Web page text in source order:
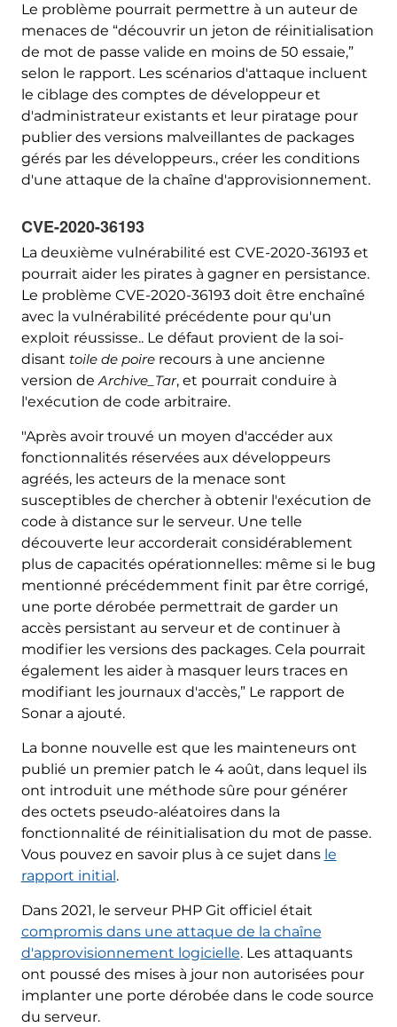
Le problème pourrait permettre à un auteur de
menaces de “découvrir un jeton de réinitialisation
de mot de passe valide en moins de 50 essaie,”
selon le rapport. Les scénarios d'attaque incluent
le ciblage des comptes de développeur et
d'administrateur existants et leur piratage pour
publier des versions malveillantes de packages
gérés par les développeurs., créer les conditions
d'une attaque de la chaîne d'approvisionnement.
CVE-2020-36193
La deuxième vulnérabilité est CVE-2020-36193 et
pourrait aider les pirates à gagner en persistance.
Le problème CVE-2020-36193 doit être enchaîné
avec la vulnérabilité précédente pour qu'un
exploit réussisse.. Le défaut provient de la soi-
disant toile de poirerecours à une ancienne
version deArchive_Tar, et pourrait conduire à
l'exécution de code arbitraire.
"Après avoir trouvé un moyen d'accéder aux
fonctionnalités réservées aux développeurs
agréés, les acteurs de la menace sont
susceptibles de chercher à obtenir l'exécution de
code à distance sur le serveur. Une telle
découverte leur accorderait considérablement
plus de capacités opérationnelles: même si le bug
mentionné précédemment finit par être corrigé,
une porte dérobée permettrait de garder un
accès persistant au serveur et de continuer à
modifier les versions des packages. Cela pourrait
également les aider à masquer leurs traces en
modifiant les journaux d'accès,” Le rapport de
Sonar a ajouté.
La bonne nouvelle est que les mainteneurs ont
publié un premier patch le 4 août, dans lequel ils
ont introduit une méthode sûre pour générer
des octets pseudo-aléatoires dans la
fonctionnalité de réinitialisation du mot de passe.
Vous pouvez en savoir plus à ce sujet dans le
rapport initial.
Dans 2021, le serveur PHP Git officiel était
compromis dans une attaque de la chaîne
d'approvisionnement logicielle. Les attaquants
ont poussé des mises à jour non autorisées pour
implanter une porte dérobée dans le code source
du serveur.